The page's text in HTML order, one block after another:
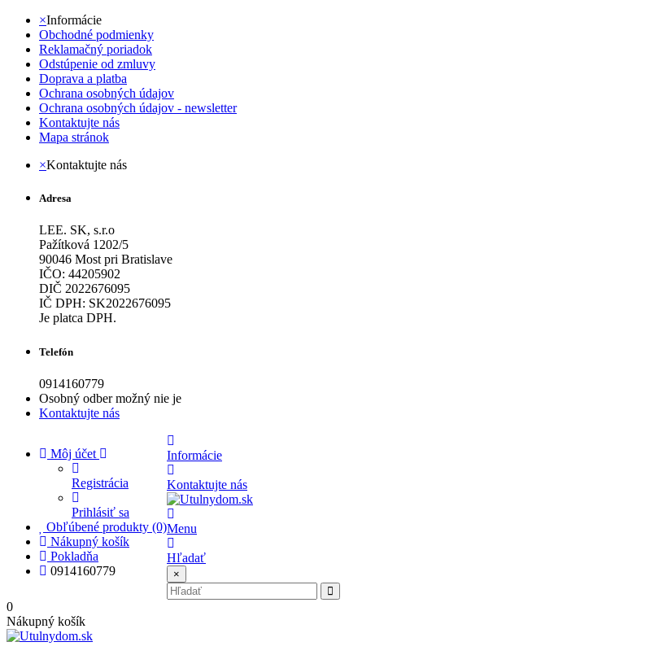
×Informácie
Obchodné podmienky
Reklamačný poriadok
Odstúpenie od zmluvy
Doprava a platba
Ochrana osobných údajov
Ochrana osobných údajov - newsletter
Kontaktujte nás
Mapa stránok
×Kontaktujte nás
Adresa
LEE. SK, s.r.o
Pažítková 1202/5
90046 Most pri Bratislave
IČO: 44205902
DIČ 2022676095
IČ DPH: SK2022676095
Je platca DPH.
Telefón
0914160779
Osobný odber možný nie je
Kontaktujte nás
Môj účet
Registrácia
Prihlásiť sa
Obľúbené produkty (0)
Nákupný košík
Pokladňa
0914160779
Informácie
Kontaktujte nás
Menu
Hľadať
×
0
Nákupný košík